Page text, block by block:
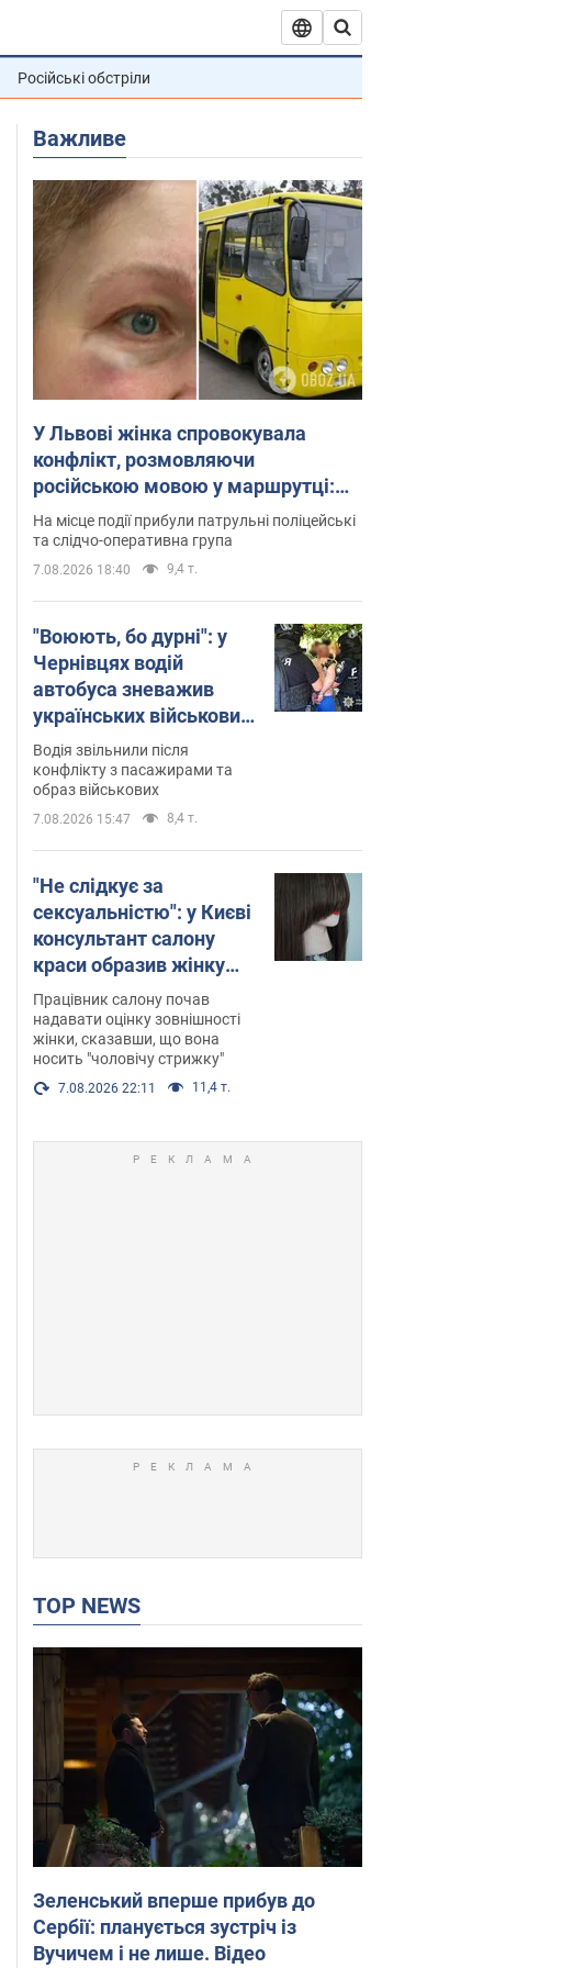
Російські обстріли
Важливе
У Львові жінка спровокувала
конфлікт, розмовляючи
російською мовою у маршрутці:
поліція склала адмінпротокол.
Відео
На місце події прибули патрульні поліцейські
та слідчо-оперативна група
7.08.2026 18:40 9,4 т.
"Воюють, бо дурні": у
Чернівцях водій
автобуса зневажив
українських військових
і поплатився. Відео
Водія звільнили після
конфлікту з пасажирами та
образ військових
7.08.2026 15:47 8,4 т.
"Не слідкує за
сексуальністю": у Києві
консультант салону
краси образив жінку
після хімієтерапії,
розгорівся скандал.
Фото
Працівник салону почав
надавати оцінку зовнішності
жінки, сказавши, що вона
носить "чоловічу стрижку"
7.08.2026 22:11 11,4 т.
TOP NEWS
Зеленський вперше прибув до
Сербії: планується зустріч із
Вучичем і не лише. Відео